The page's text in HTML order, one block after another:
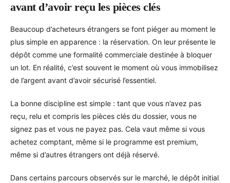
avant d’avoir reçu les pièces clés
Beaucoup d’acheteurs étrangers se font piéger au moment le
plus simple en apparence : la réservation. On leur présente le
dépôt comme une formalité commerciale destinée à bloquer
un lot. En réalité, c’est souvent le moment où vous immobilisez
de l’argent avant d’avoir sécurisé l’essentiel.
La bonne discipline est simple : tant que vous n’avez pas
reçu, relu et compris les pièces clés du dossier, vous ne
signez pas et vous ne payez pas. Cela vaut même si vous
achetez comptant, même si le programme est premium,
même si d’autres étrangers ont déjà réservé.
Dans certains parcours observés sur le marché, le dépôt initial